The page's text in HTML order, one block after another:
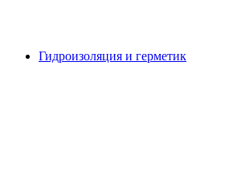
Гидроизоляция и герметик